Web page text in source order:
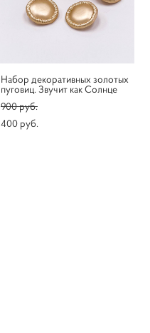
Набор декоративных золотых
пуговиц. Звучит как Солнце
900 pуб.
400 pуб.